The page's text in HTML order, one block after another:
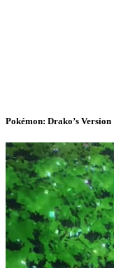
Pokémon: Drako’s Version